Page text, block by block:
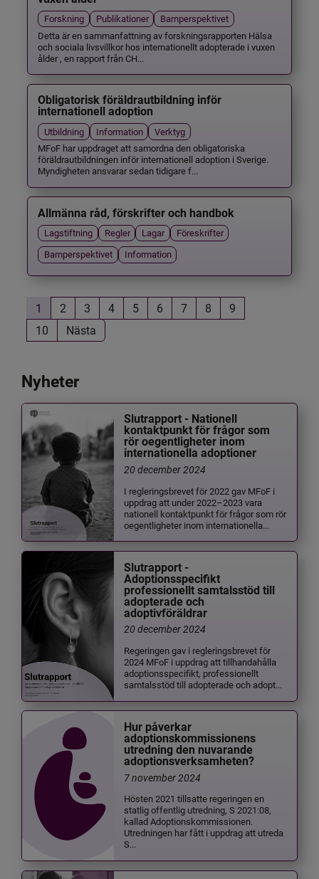
Forskning Publikationer
Barnperspektivet
Detta är en sammanfattning av forskningsrapporten Hälsa
och sociala livsvillkor hos internationellt adopterade i vuxen
ålder , en rapport från CH...
Obligatorisk föräldrautbildning inför
internationell adoption
Utbildning Information
Verktyg
MFoF har uppdraget att samordna den obligatoriska
föräldrautbildningen inför internationell adoption i Sverige.
Myndigheten ansvarar sedan tidigare f...
Allmänna råd, förskrifter och handbok
Lagstiftning Regler Lagar
Föreskrifter
Barnperspektivet
Information
1 2 3 4 5 6 7 8
9
10
Nästa
Nyheter
Slutrapport - Nationell
kontaktpunkt för frågor som
rör oegentligheter inom
internationella adoptioner
20 december 2024
I regleringsbrevet för 2022 gav MFoF i
uppdrag att under 2022–2023 vara
nationell kontaktpunkt för frågor som rör
oegentligheter inom internationella...
Slutrapport -
Adoptionsspecifikt
professionellt samtalsstöd till
adopterade och
adoptivföräldrar
20 december 2024
Regeringen gav i regleringsbrevet för
2024 MFoF i uppdrag att tillhandahålla
adoptionsspecifikt, professionellt
samtalsstöd till adopterade och adopt...
Hur påverkar
adoptionskommissionens
utredning den nuvarande
adoptionsverksamheten?
7 november 2024
Hösten 2021 tillsatte regeringen en
statlig offentlig utredning, S 2021:08,
kallad Adoptionskommissionen.
Utredningen har fått i uppdrag att utreda
S...